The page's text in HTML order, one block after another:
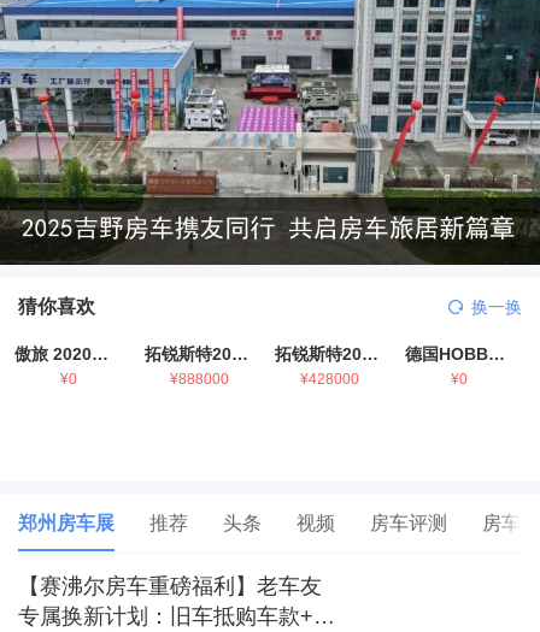
猜你喜欢 换一换
傲旅 2020金旅国六海狮房车
¥0
拓锐斯特2021款进口依维柯房车
¥888000
拓锐斯特2021款 福特T型锐典版房车
¥428000
德国HOBBY拖挂房车豪华版
¥0
郑州房车展 推荐 头条 视频 房车评测 房车
【赛沸尔房车重磅福利】老车友
专属换新计划：旧车抵购车款+额